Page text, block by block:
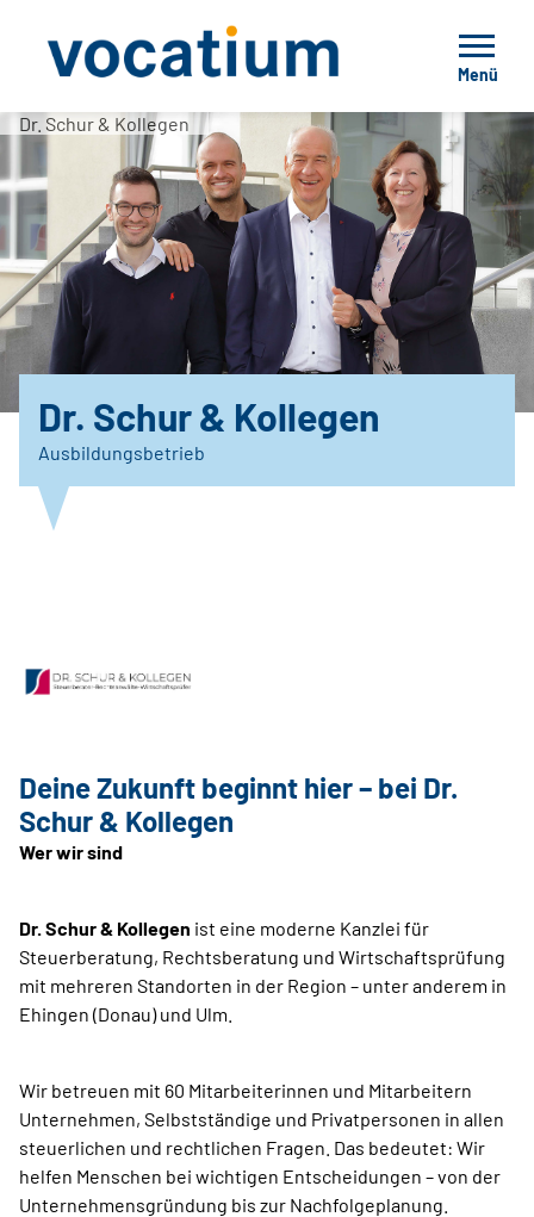
Menü
Dr. Schur & Kollegen
Dr. Schur & Kollegen
Ausbildungsbetrieb
Deine Zukunft beginnt hier – bei Dr.
Schur & Kollegen
Wer wir sind
Dr. Schur & Kollegen ist eine moderne Kanzlei für
Steuerberatung, Rechtsberatung und Wirtschaftsprüfung
mit mehreren Standorten in der Region – unter anderem in
Ehingen (Donau) und Ulm.
Wir betreuen mit 60 Mitarbeiterinnen und Mitarbeitern
Unternehmen, Selbstständige und Privatpersonen in allen
steuerlichen und rechtlichen Fragen. Das bedeutet: Wir
helfen Menschen bei wichtigen Entscheidungen – von der
Unternehmensgründung bis zur Nachfolgeplanung.